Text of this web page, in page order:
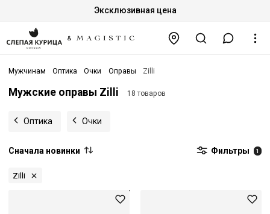
Эксклюзивная цена
Мужчинам Оптика Очки Оправы Zilli
Мужские оправы Zilli 18 товаров
Оптика Очки
Сначала новинки Фильтры 1
Zilli